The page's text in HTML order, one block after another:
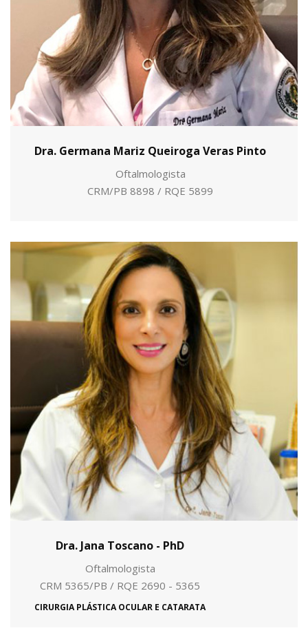
Dra. Germana Mariz Queiroga Veras Pinto
Oftalmologista
CRM/PB 8898 / RQE 5899
Dra. Jana Toscano - PhD
Oftalmologista
CRM 5365/PB / RQE 2690 - 5365
CIRURGIA PLÁSTICA OCULAR E CATARATA